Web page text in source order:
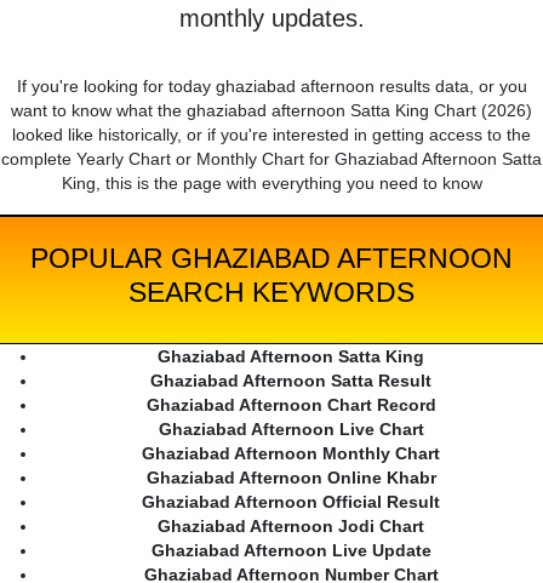
monthly updates.
If you're looking for today ghaziabad afternoon results data, or you
want to know what the ghaziabad afternoon Satta King Chart (2026)
looked like historically, or if you're interested in getting access to the
complete Yearly Chart or Monthly Chart for Ghaziabad Afternoon Satta
King, this is the page with everything you need to know
POPULAR GHAZIABAD AFTERNOON
SEARCH KEYWORDS
Ghaziabad Afternoon Satta King
Ghaziabad Afternoon Satta Result
Ghaziabad Afternoon Chart Record
Ghaziabad Afternoon Live Chart
Ghaziabad Afternoon Monthly Chart
Ghaziabad Afternoon Online Khabr
Ghaziabad Afternoon Official Result
Ghaziabad Afternoon Jodi Chart
Ghaziabad Afternoon Live Update
Ghaziabad Afternoon Number Chart